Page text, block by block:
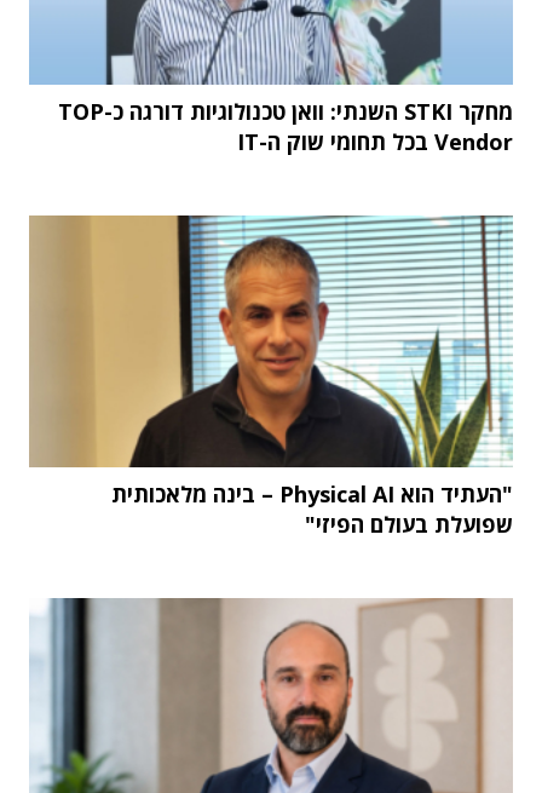
מחקר STKI השנתי: וואן טכנולוגיות דורגה כ-TOP
Vendor בכל תחומי שוק ה-IT
"העתיד הוא Physical AI – בינה מלאכותית
שפועלת בעולם הפיזי"